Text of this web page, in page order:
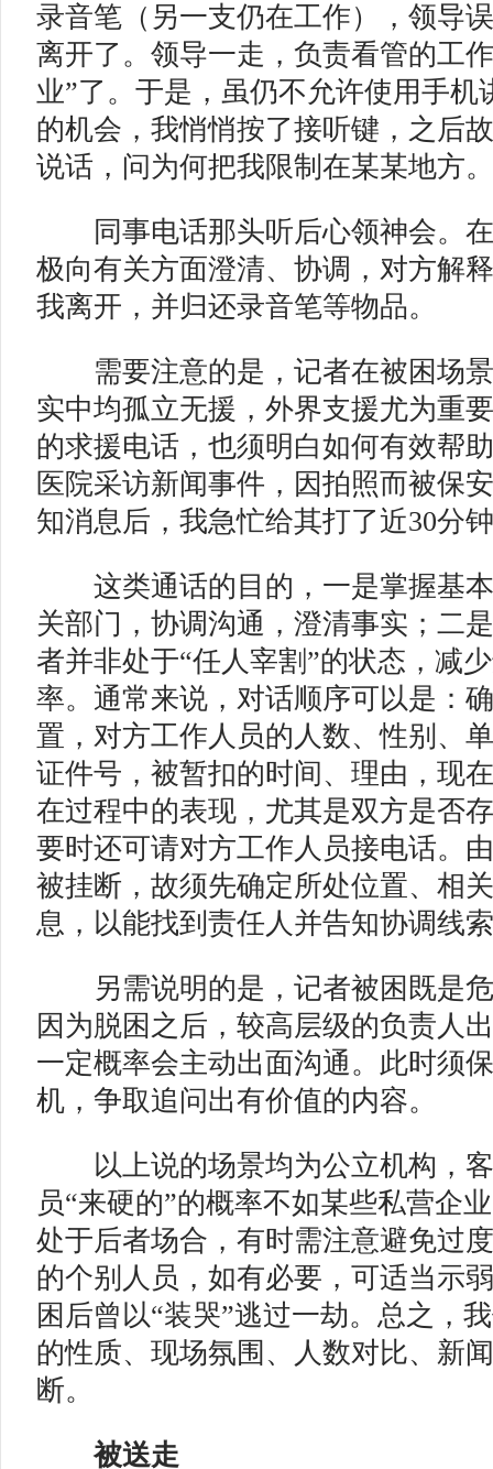
录音笔（另一支仍在工作），领导
离开了。领导一走，负责看管的工
业”了。于是，虽仍不允许使用手机
的机会，我悄悄按了接听键，之后
说话，问为何把我限制在某某地方。
同事电话那头听后心领神会。在
极向有关方面澄清、协调，对方解
我离开，并归还录音笔等物品。
需要注意的是，记者在被困场景
实中均孤立无援，外界支援尤为重
的求援电话，也须明白如何有效帮
医院采访新闻事件，因拍照而被保
知消息后，我急忙给其打了近30分
这类通话的目的，一是掌握基本
关部门，协调沟通，澄清事实；二
者并非处于“任人宰割”的状态，减
率。通常来说，对话顺序可以是：
置，对方工作人员的人数、性别、
证件号，被暂扣的时间、理由，现
在过程中的表现，尤其是双方是否
要时还可请对方工作人员接电话。
被挂断，故须先确定所处位置、相
息，以能找到责任人并告知协调线
另需说明的是，记者被困既是危
因为脱困之后，较高层级的负责人
一定概率会主动出面沟通。此时须
机，争取追问出有价值的内容。
以上说的场景均为公立机构，客
员“来硬的”的概率不如某些私营企
处于后者场合，有时需注意避免过
的个别人员，如有必要，可适当示
困后曾以“装哭”逃过一劫。总之，
的性质、现场氛围、人数对比、新
断。
被送走